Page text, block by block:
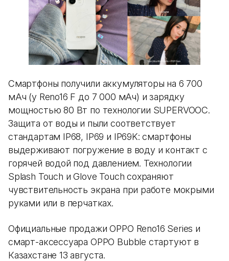
Смартфоны получили аккумуляторы на 6 700
мАч (у Reno16 F до 7 000 мАч) и зарядку
мощностью 80 Вт по технологии SUPERVOOC.
Защита от воды и пыли соответствует
стандартам IP68, IP69 и IP69K: смартфоны
выдерживают погружение в воду и контакт с
горячей водой под давлением. Технологии
Splash Touch и Glove Touch сохраняют
чувствительность экрана при работе мокрыми
руками или в перчатках.
Официальные продажи OPPO Reno16 Series и
смарт-аксессуара OPPO Bubble стартуют в
Казахстане 13 августа.